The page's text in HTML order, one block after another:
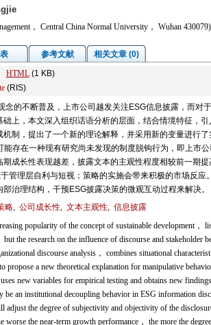
， Central China Normal University， Wuhan 430079)
参考文献
相关文章 (0)
HTML(1 KB)
(RIS)
念的不断普及，上市公司越发关注ESG信息披露，而对
础上，本文深入组织话语分析的层面，结合情境特征，
机制，提出了一个新的理论解释，并采用新的变量进行
能存在一种现有研究尚未发现的制度脱钩行为，即上市
期成长性表现越差，披露文本的主观性程度相较前一期
于管理层自利与短视；策略的实施会带来积极的市场反
治理结构，干预ESG披露决策的微观互动过程来解决。
略, 公司成长性, 文本主观性, 信息披露
popularity of the concept of sustainable development，
the research on the influence of discourse and
discourse analysis， combines situational
propose a new theoretical explanation for manipulative
new variables for empirical testing and obtains new
be an institutional decoupling behavior in ESG information
adjust the degree of subjectivity and objectivity of the
worse the near-term growth performance， the more the